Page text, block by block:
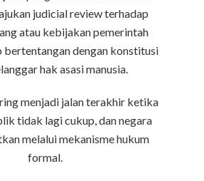
judicial review terhadap
atau kebijakan pemerintah
bertentangan dengan konstitusi
hak asasi manusia.
menjadi jalan terakhir ketika
tidak lagi cukup, dan negara
melalui mekanisme hukum
formal.